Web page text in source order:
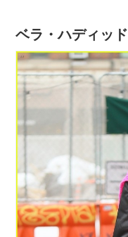
ベラ・ハディッド